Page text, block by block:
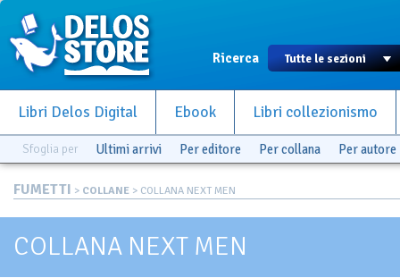
Ricerca
Libri Delos Digital Ebook Libri collezionismo
Sfoglia per Ultimi arrivi Per editore Per collana Per autore
FUMETTI > COLLANE > COLLANA NEXT MEN
COLLANA NEXT MEN